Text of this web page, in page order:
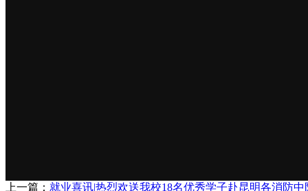
上一篇： 就业喜讯|热烈欢送我校18名优秀学子赴昆明各消防中